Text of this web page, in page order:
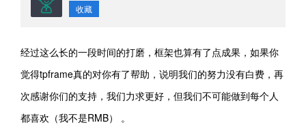
收藏
经过这么长的一段时间的打磨，框架也算有了点成果，如果你
觉得tpframe真的对你有了帮助，说明我们的努力没有白费，再
次感谢你们的支持，我们力求更好，但我们不可能做到每个人
都喜欢（我不是RMB） 。